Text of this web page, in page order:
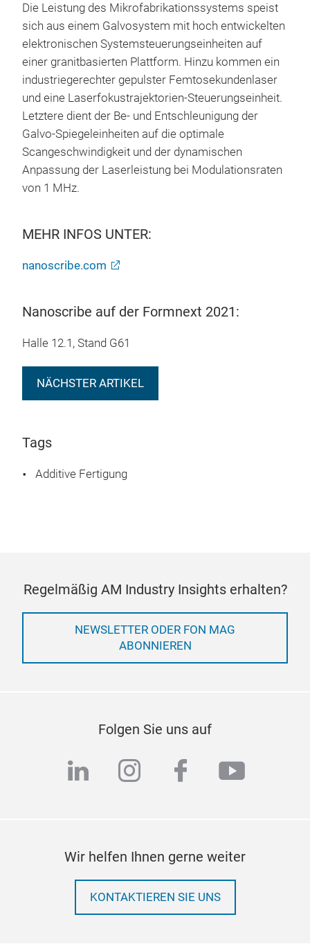
Die Leistung des Mikrofabrikationssystems speist
sich aus einem Galvosystem mit hoch entwickelten
elektronischen Systemsteuerungseinheiten auf
einer granitbasierten Plattform. Hinzu kommen ein
industriegerechter gepulster Femtosekundenlaser
und eine Laserfokustrajektorien-Steuerungseinheit.
Letztere dient der Be- und Entschleunigung der
Galvo-Spiegeleinheiten auf die optimale
Scangeschwindigkeit und der dynamischen
Anpassung der Laserleistung bei Modulationsraten
von 1 MHz.
MEHR INFOS UNTER:
nanoscribe.com
Nanoscribe auf der Formnext 2021:
Halle 12.1, Stand G61
NÄCHSTER ARTIKEL
Tags
Additive Fertigung
Regelmäßig AM Industry Insights erhalten?
NEWSLETTER ODER FON MAG
ABONNIEREN
Folgen Sie uns auf
linkedininstagram
facebook
Wir helfen Ihnen gerne weiter
KONTAKTIEREN SIE UNS